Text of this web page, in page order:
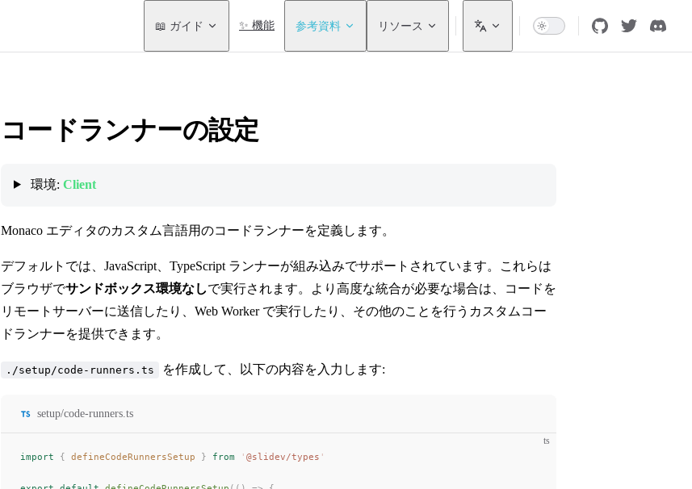
Main Navigation
📖 ガイド ✨ 機能 参考資料 リソース
コードランナーの設定
環境: Client
Monaco エディタのカスタム言語用のコードランナーを定義します。
デフォルトでは、JavaScript、TypeScript ランナーが組み込みでサポートされています。これらは
ブラウザでサンドボックス環境なしで実行されます。より高度な統合が必要な場合は、コードを
リモートサーバーに送信したり、Web Worker で実行したり、その他のことを行うカスタムコー
ドランナーを提供できます。
./setup/code-runners.ts を作成して、以下の内容を入力します:
setup/code-runners.ts
ts
import { defineCodeRunnersSetup } from ' @slidev/types '